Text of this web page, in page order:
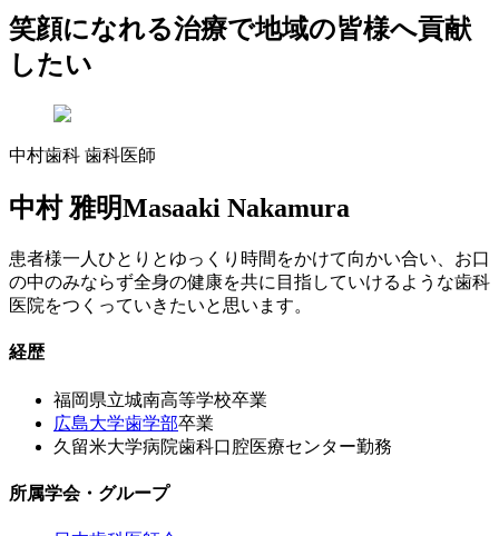
笑顔になれる治療で地域の皆様へ貢献
したい
中村歯科 歯科医師
中村 雅明Masaaki Nakamura
患者様一人ひとりとゆっくり時間をかけて向かい合い、お口
の中のみならず全身の健康を共に目指していけるような歯科
医院をつくっていきたいと思います。
経歴
福岡県立城南高等学校卒業
広島大学歯学部卒業
久留米大学病院歯科口腔医療センター勤務
所属学会・グループ